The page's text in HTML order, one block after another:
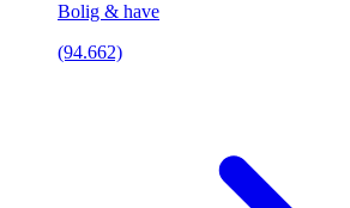
Bolig & have
(94.662)